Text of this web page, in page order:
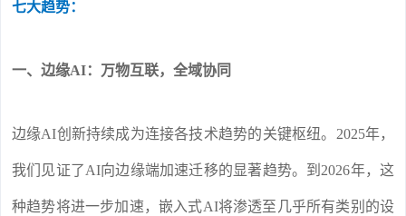
七大趋势：
一、边缘AI：万物互联，全域协同
边缘AI创新持续成为连接各技术趋势的关键枢纽。2025年，
我们见证了AI向边缘端加速迁移的显著趋势。到2026年，这
种趋势将进一步加速，嵌入式AI将渗透至几乎所有类别的设